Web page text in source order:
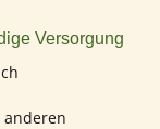
Versorgung